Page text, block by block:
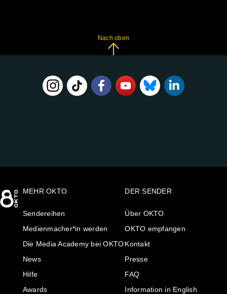
Nach oben
MEHR OKTO
Sendereihen
Medienmacher*in werden
Die Media Academy bei OKTO
News
Hilfe
Awards
DER SENDER
Über OKTO
OKTO empfangen
Kontakt
Presse
FAQ
Information in English